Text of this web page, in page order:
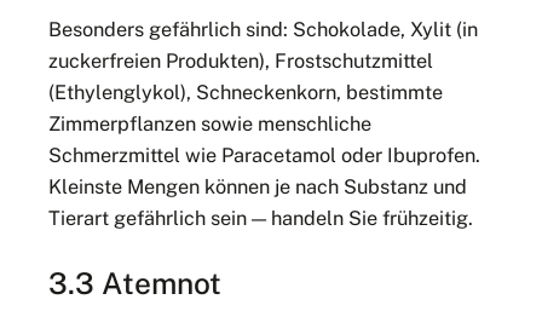
Besonders gefährlich sind: Schokolade, Xylit (in
zuckerfreien Produkten), Frostschutzmittel
(Ethylenglykol), Schneckenkorn, bestimmte
Zimmerpflanzen sowie menschliche
Schmerzmittel wie Paracetamol oder Ibuprofen.
Kleinste Mengen können je nach Substanz und
Tierart gefährlich sein — handeln Sie frühzeitig.
3.3 Atemnot